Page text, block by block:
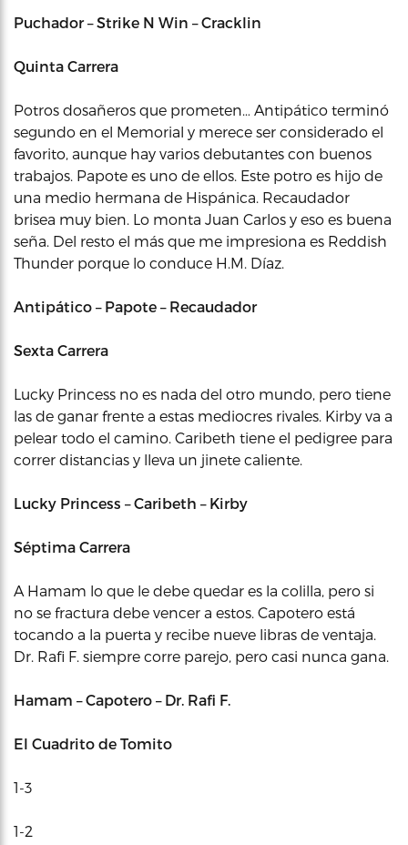
Puchador – Strike N Win – Cracklin
Quinta Carrera
Potros dosañeros que prometen… Antipático terminó
segundo en el Memorial y merece ser considerado el
favorito, aunque hay varios debutantes con buenos
trabajos. Papote es uno de ellos. Este potro es hijo de
una medio hermana de Hispánica. Recaudador
brisea muy bien. Lo monta Juan Carlos y eso es buena
seña. Del resto el más que me impresiona es Reddish
Thunder porque lo conduce H.M. Díaz.
Antipático – Papote – Recaudador
Sexta Carrera
Lucky Princess no es nada del otro mundo, pero tiene
las de ganar frente a estas mediocres rivales. Kirby va a
pelear todo el camino. Caribeth tiene el pedigree para
correr distancias y lleva un jinete caliente.
Lucky Princess – Caribeth – Kirby
Séptima Carrera
A Hamam lo que le debe quedar es la colilla, pero si
no se fractura debe vencer a estos. Capotero está
tocando a la puerta y recibe nueve libras de ventaja.
Dr. Rafi F. siempre corre parejo, pero casi nunca gana.
Hamam – Capotero – Dr. Rafi F.
El Cuadrito de Tomito
1-3
1-2